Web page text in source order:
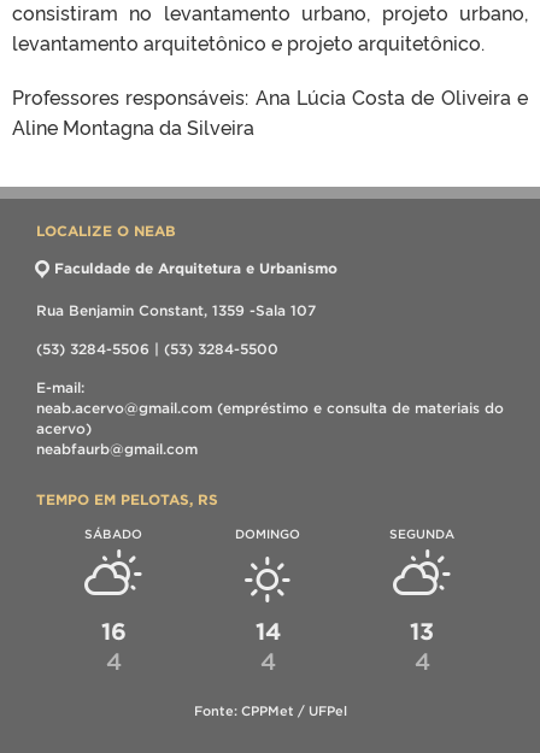
consistiram no levantamento urbano, projeto urbano,
levantamento arquitetônico e projeto arquitetônico.
Professores responsáveis: Ana Lúcia Costa de Oliveira e
Aline Montagna da Silveira
LOCALIZE O NEAB
Faculdade de Arquitetura e Urbanismo
Rua Benjamin Constant, 1359 -Sala 107
(53) 3284-5506 | (53) 3284-5500
E-mail:
neab.acervo@gmail.com (empréstimo e consulta de materiais do
acervo)
neabfaurb@gmail.com
TEMPO EM PELOTAS, RS
SÁBADO
16
4
DOMINGO
14
4
SEGUNDA
13
4
Fonte: CPPMet / UFPel